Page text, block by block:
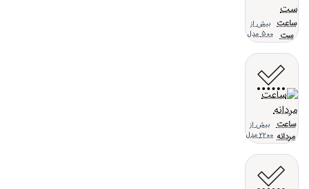
ساعت
ست
بیش از
500 مدل
ساعت
مردانه
بیش از
2200 مدل